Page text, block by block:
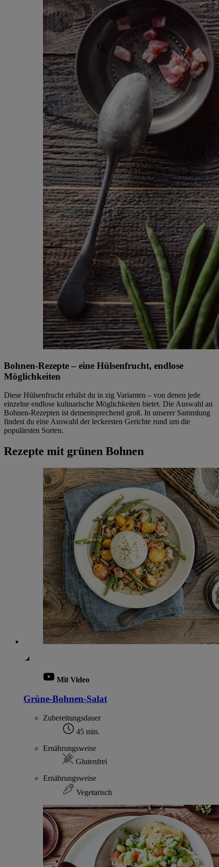
Bohnen-Rezepte – eine Hülsenfrucht, endlose
Möglichkeiten
Diese Hülsenfrucht erhälst du in zig Varianten – von denen jede
einzelne endlose kulinarische Möglichkeiten bietet. Die Auswahl an
Bohnen-Rezepten ist dementsprechend groß. In unserer Sammlung
findest du eine Auswahl der leckersten Gerichte rund um die
populärsten Sorten.
Rezepte mit grünen Bohnen
Mit Video
Grüne-Bohnen-Salat
Zubereitungsdauer
45 min.
Ernährungsweise
Glutenfrei
Ernährungsweise
Vegetarisch